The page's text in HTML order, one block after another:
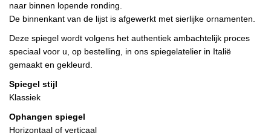
naar binnen lopende ronding.
De binnenkant van de lijst is afgewerkt met sierlijke ornamenten.
Deze spiegel wordt volgens het authentiek ambachtelijk proces
speciaal voor u, op bestelling, in ons spiegelatelier in Italië
gemaakt en gekleurd.
Spiegel stijl
Klassiek
Ophangen spiegel
Horizontaal of verticaal